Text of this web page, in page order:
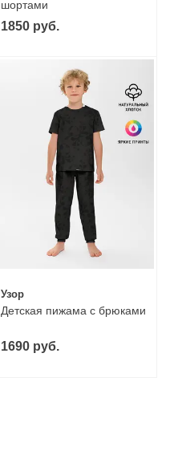
шортами
1850 руб.
Узор
Детская пижама с брюками
1690 руб.